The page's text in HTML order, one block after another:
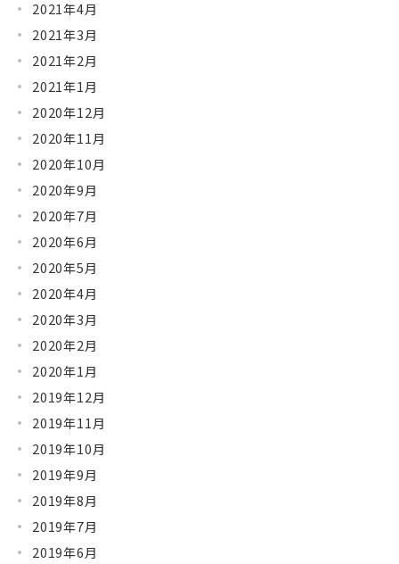
2021年4月
2021年3月
2021年2月
2021年1月
2020年12月
2020年11月
2020年10月
2020年9月
2020年7月
2020年6月
2020年5月
2020年4月
2020年3月
2020年2月
2020年1月
2019年12月
2019年11月
2019年10月
2019年9月
2019年8月
2019年7月
2019年6月